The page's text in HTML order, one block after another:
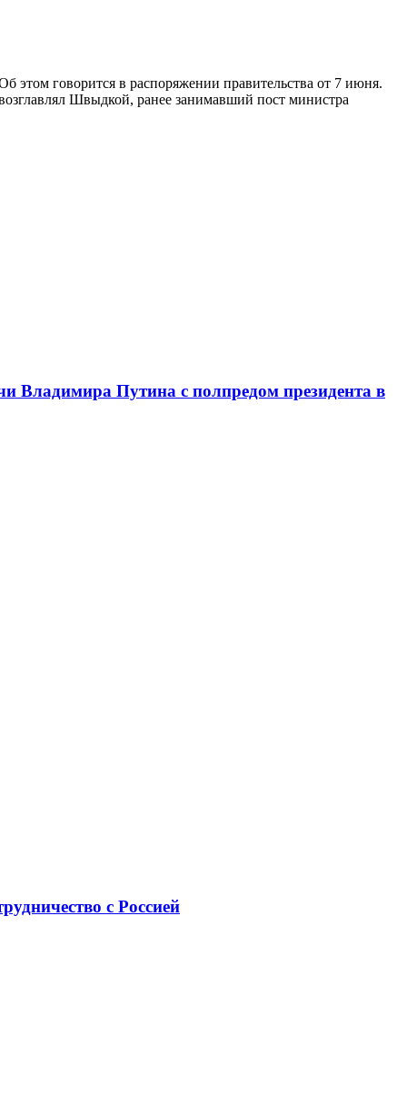
говорится в распоряжении правительства от 7 июня.
Швыдкой, ранее занимавший пост министра
Владимира Путина с полпредом президента в
с Россией